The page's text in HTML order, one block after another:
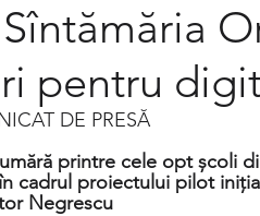
pentru
DE PRESĂ
printre cele opt școli
cadrul proiectului pilot
Negrescu